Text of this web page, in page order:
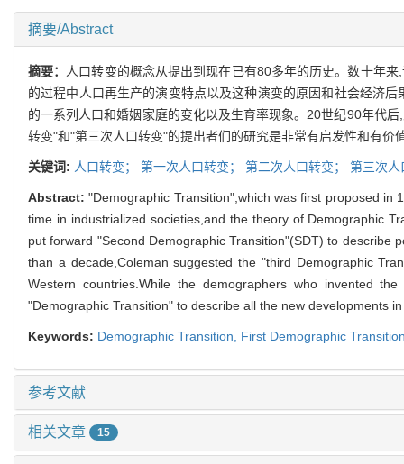
摘要/Abstract
摘要：
人口转变的概念从提出到现在已有80多年的历史。数十年
的过程中人口再生产的演变特点以及这种演变的原因和社会经济
的一系列人口和婚姻家庭的变化以及生育率现象。20世纪90年代
转变"和"第三次人口转变"的提出者们的研究是非常有启发性和有
关键词: 人口转变； 第一次人口转变； 第二次人口转变； 第三次人
Abstract:"Demographic Transition",which was first proposed
time in industrialized societies,and the theory of Demographic
put forward "Second Demographic Transition"(SDT) to describe
than a decade,Coleman suggested the "third Demographic
Western countries.While the demographers who invented
"Demographic Transition" to describe all the new developments
Keywords: Demographic Transition, First Demographic
参考文献
相关文章 15